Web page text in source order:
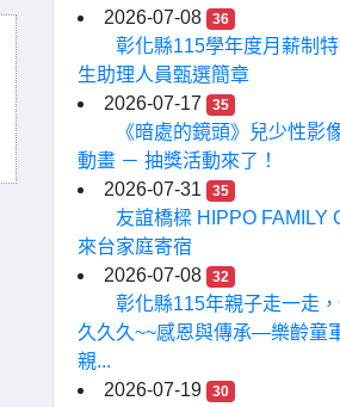
2026-07-08
36
彰化縣115學年度月薪制
生助理人員甄選簡章
2026-07-17
35
《暗處的鏡頭》兒少性影
動畫 － 抽獎活動來了！
2026-07-31
35
友誼橋樑 HIPPO FAMILY
來台家庭寄宿
2026-07-08
32
彰化縣115年親子走一走
久久久~~感恩與傳承—樂齡童
親...
2026-07-19
30